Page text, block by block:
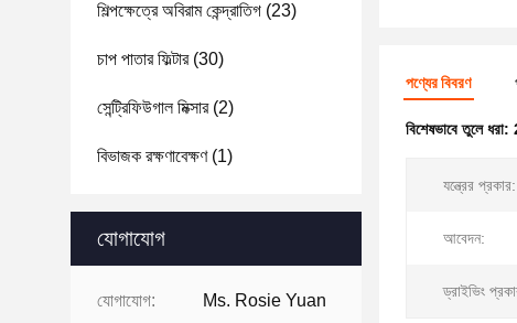
শিল্পক্ষেত্রে অবিরাম কেন্দ্রাতিগ (23)
চাপ পাতার ফিল্টার(30)
সেন্ট্রিফিউগাল মিক্সার(2)
বিভাজক রক্ষণাবেক্ষণ(1)
যোগাযোগ
যোগাযোগ: Ms. Rosie Yuan
পণ্যের বিবরণ
বিশেষভাবে তুলে ধরা:
যন্ত্রের প্রকার:
আবেদন:
ড্রাইভিং